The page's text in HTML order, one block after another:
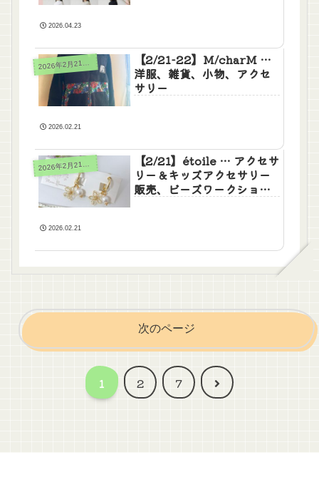
2026.04.23
2 026年2月21日(土)22日(日)23日(月祝)
【2/21-22】M/charM …
洋服、雑貨、小物、アクセ
サリー
2026.02.21
2026年2月21日(土)22日(日)23日(月祝)
【2/21】étoile … アクセサ
リー＆キッズアクセサリー
販売、ビーズワークショッ
2026.02.21
次のページ
1 2 7
次